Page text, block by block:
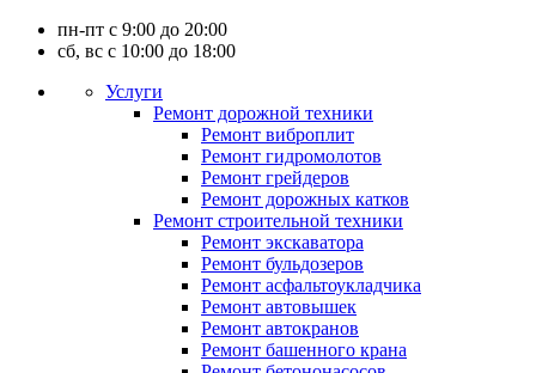
пн-пт с 9:00 до 20:00
сб, вс с 10:00 до 18:00
Услуги
Ремонт дорожной техники
Ремонт виброплит
Ремонт гидромолотов
Ремонт грейдеров
Ремонт дорожных катков
Ремонт строительной техники
Ремонт экскаватора
Ремонт бульдозеров
Ремонт асфальтоукладчика
Ремонт автовышек
Ремонт автокранов
Ремонт башенного крана